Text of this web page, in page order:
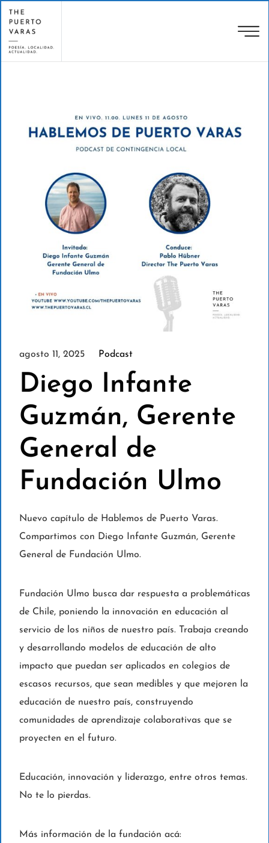
agosto 11, 2025 Podcast
Diego Infante
Guzmán, Gerente
General de
Fundación Ulmo
Nuevo capítulo de Hablemos de Puerto Varas.
Compartimos con Diego Infante Guzmán, Gerente
General de Fundación Ulmo.
Fundación Ulmo busca dar respuesta a problemáticas
de Chile, poniendo la innovación en educación al
servicio de los niños de nuestro país. Trabaja creando
y desarrollando modelos de educación de alto
impacto que puedan ser aplicados en colegios de
escasos recursos, que sean medibles y que mejoren la
educación de nuestro país, construyendo
comunidades de aprendizaje colaborativas que se
proyecten en el futuro.
Educación, innovación y liderazgo, entre otros temas.
No te lo pierdas.
Más información de la fundación acá: